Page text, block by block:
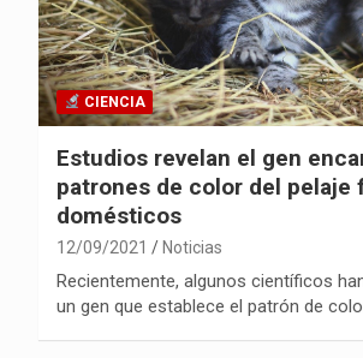
CIENCIA
Estudios revelan el gen
patrones de color del pelaje
domésticos
12/09/2021 Noticias
Recientemente, algunos científicos
un gen que establece el patrón de